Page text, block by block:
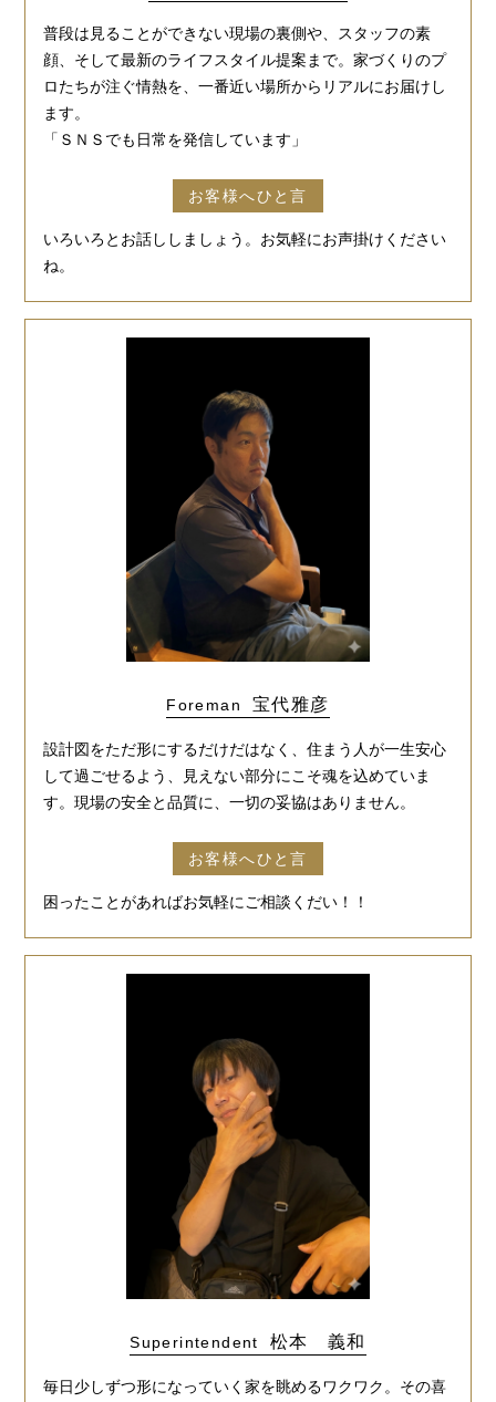
普段は見ることができない現場の裏側や、スタッフの素
顔、そして最新のライフスタイル提案まで。家づくりのプ
ロたちが注ぐ情熱を、一番近い場所からリアルにお届けし
ます。
「ＳＮＳでも日常を発信しています」
お客様へひと言
いろいろとお話ししましょう。お気軽にお声掛けください
ね。
Foreman 宝代雅彦
設計図をただ形にするだけだはなく、住まう人が一生安心
して過ごせるよう、見えない部分にこそ魂を込めていま
す。現場の安全と品質に、一切の妥協はありません。
お客様へひと言
困ったことがあればお気軽にご相談くだい！！
Superintendent 松本 義和
毎日少しずつ形になっていく家を眺めるワクワク。その喜